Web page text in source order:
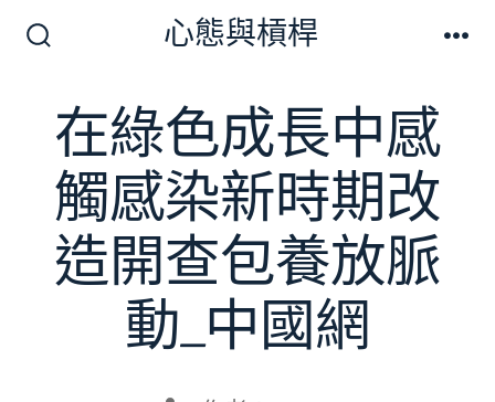
換
開
關
心態與槓桿
在綠色成長中感
觸感染新時期改
造開查包養放脈
動_中國網